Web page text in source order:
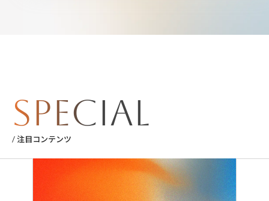
Special
/ 注目コンテンツ